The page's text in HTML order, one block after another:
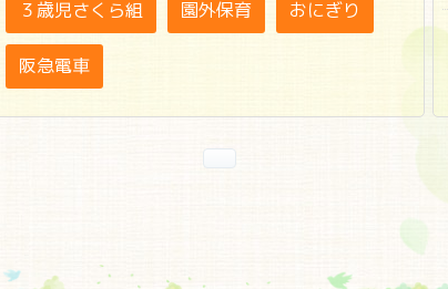
３歳児さくら組 園外保育 おにぎり
阪急電車